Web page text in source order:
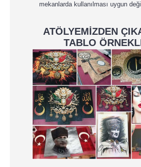
mekanlarda kullanılması uygun
ATÖLYEMİZDEN
TABLO